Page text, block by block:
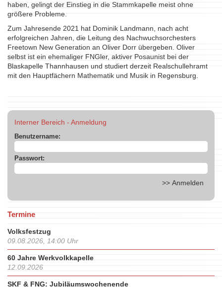
haben, gelingt der Einstieg in die Stammkapelle meist ohne
größere Probleme.
Zum Jahresende 2021 hat Dominik Landmann, nach acht
erfolgreichen Jahren, die Leitung des Nachwuchsorchesters
Freetown New Generation an Oliver Dorr übergeben. Oliver
selbst ist ein ehemaliger FNGler, aktiver Posaunist bei der
Blaskapelle Thannhausen und studiert derzeit Realschullehramt
mit den Hauptfächern Mathematik und Musik in Regensburg.
Interner Bereich - Anmeldung
Benutzername:
Passwort:
Termine
Volksfestzug
09.08.2026, 14:00 Uhr
60 Jahre Werkvolkkapelle
12.09.2026
SKF & FNG: Jubiläumswochenende